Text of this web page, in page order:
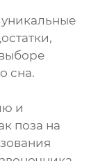
сна.
и
поза на